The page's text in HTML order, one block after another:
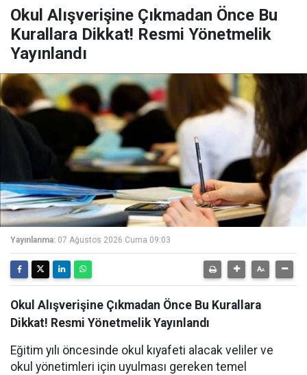
Okul Alışverişine Çıkmadan Önce Bu
Kurallara Dikkat! Resmi Yönetmelik
Yayınlandı
Yayınlanma: 07 Ağustos 2026 Cuma 09:03
Okul Alışverişine Çıkmadan Önce Bu Kurallara
Dikkat! Resmi Yönetmelik Yayınlandı
Eğitim yılı öncesinde okul kıyafeti alacak veliler ve
okul yönetimleri için uyulması gereken temel